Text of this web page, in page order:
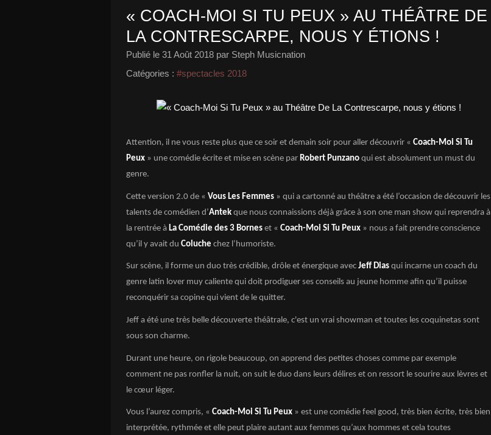
« COACH-MOI SI TU PEUX » AU THÉÂTRE DE
LA CONTRESCARPE, NOUS Y ÉTIONS !
Publié le 31 Août 2018 par Steph Musicnation
Catégories : #spectacles 2018
Attention, il ne vous reste plus que ce soir et demain soir pour aller découvrir « Coach-Moi Si Tu
Peux » une comédie écrite et mise en scène par Robert Punzano qui est absolument un must du
genre.
Cette version 2.0 de « Vous Les Femmes » qui a cartonné au théâtre a été l’occasion de découvrir les
talents de comédien d’Antek que nous connaissions déjà grâce à son one man show qui reprendra à
la rentrée à La Comédie des 3 Bornes et « Coach-Moi Si Tu Peux » nous a fait prendre conscience
qu’il y avait du Coluche chez l’humoriste.
Sur scène, il forme un duo très crédible, drôle et énergique avec Jeff Dias qui incarne un coach du
genre latin lover muy caliente qui doit prodiguer ses conseils au jeune homme afin qu’il puisse
reconquérir sa copine qui vient de le quitter.
Jeff a été une très belle découverte théâtrale, c'est un vrai showman et toutes les coquinetas sont
sous son charme.
Durant une heure, on rigole beaucoup, on apprend des petites choses comme par exemple
comment ne pas ronfler la nuit, on suit le duo dans leurs délires et on ressort le sourire aux lèvres et
le cœur léger.
Vous l’aurez compris, « Coach-Moi Si Tu Peux » est une comédie feel good, très bien écrite, très bien
interprétée, rythmée et elle peut plaire autant aux femmes qu’aux hommes et cela toutes